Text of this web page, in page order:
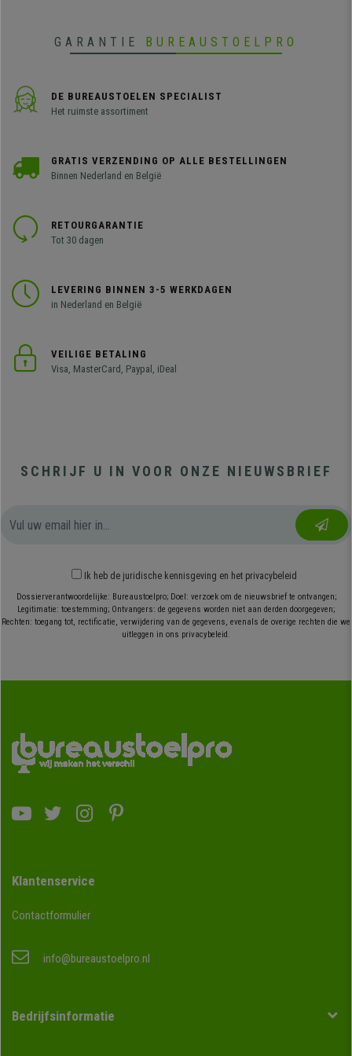
GARANTIE BUREAUSTOELPRO
DE BUREAUSTOELEN SPECIALIST
Het ruimste assortiment
GRATIS VERZENDING OP ALLE BESTELLINGEN
Binnen Nederland en België
RETOURGARANTIE
Tot 30 dagen
LEVERING BINNEN 3-5 WERKDAGEN
in Nederland en België
VEILIGE BETALING
Visa, MasterCard, Paypal, iDeal
SCHRIJF U IN VOOR ONZE NIEUWSBRIEF
Ik heb de juridische kennisgeving en het privacybeleid
Dossierverantwoordelijke: Bureaustoelpro; Doel: verzoek om de nieuwsbrief te ontvangen;
Legitimatie: toestemming; Ontvangers: de gegevens worden niet aan derden doorgegeven;
Rechten: toegang tot, rectificatie, verwijdering van de gegevens, evenals de overige rechten die we
uitleggen in ons privacybeleid.
Klantenservice
Contactformulier
info@bureaustoelpro.nl
Bedrijfsinformatie